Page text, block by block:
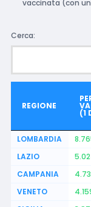
vaccinata (con
Cerca:
REGIONE
(1
LOMBARDIA
LAZIO
CAMPANIA
VENETO